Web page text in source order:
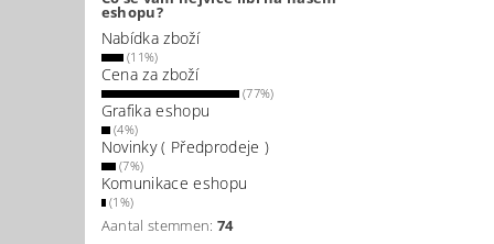
eshopu?
Nabídka zboží
(11%)
Cena za zboží
(77%)
Grafika eshopu
(4%)
Novinky ( Předprodeje )
(7%)
Komunikace eshopu
(1%)
Aantal stemmen: 74